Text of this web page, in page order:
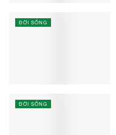
ĐỜI SỐNG
ĐỜI SỐNG